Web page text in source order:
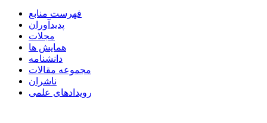
فهرست منابع
پدیدآوران
مجلات
همایش ها
دانشنامه
مجموعه مقالات
ناشران
رویدادهای علمی